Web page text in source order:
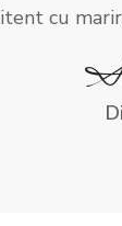
cu